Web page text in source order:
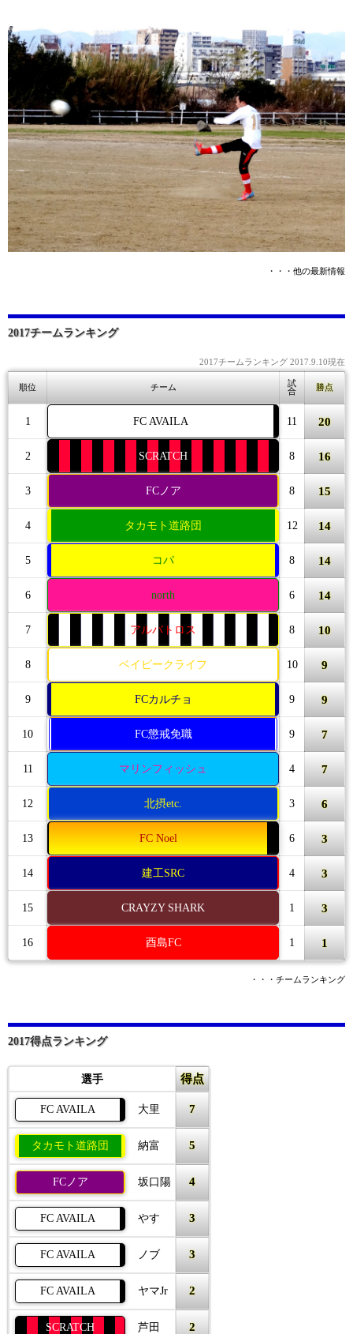
・・・他の最新情報
2017チームランキング
2017チームランキング 2017.9.10現在
順位 チーム
試
合
勝点
1 FC AVAILA 11 20
2 SCRATCH 8 16
3 FCノア 8 15
4 タカモト道路団 12 14
5 コパ 8 14
6 north 6 14
7 アルバトロス 8 10
8 ベイビークライフ 10 9
9 FCカルチョ 9 9
10 FC懲戒免職 9 7
11 マリンフィッシュ 4 7
12 北摂etc. 3 6
13 FC Noel 6 3
14 建工SRC 4 3
15 CRAYZY SHARK 1 3
16 酉島FC 1 1
・・・チームランキング
2017得点ランキング
選手 得点
FC AVAILA 大里 7
タカモト道路団 納富 5
FCノア 坂口陽 4
FC AVAILA やす 3
FC AVAILA ノブ 3
FC AVAILA ヤマJr 2
SCRATCH 芦田 2